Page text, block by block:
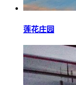
莲花庄园